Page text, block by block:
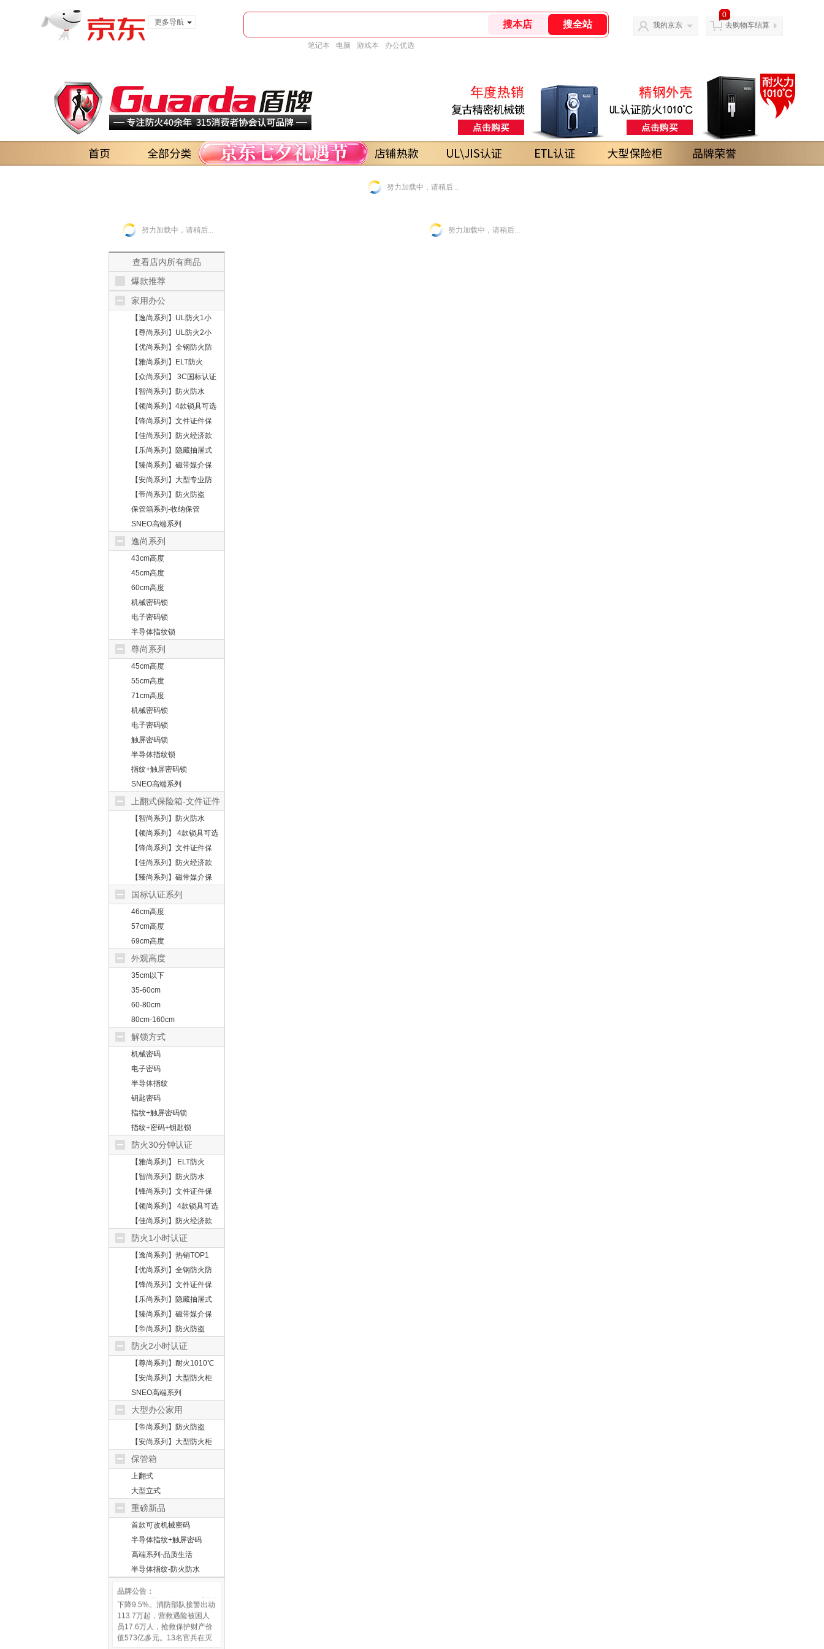
更多导航
笔记本 电脑 游戏本 办公优选
我的京东
0
去购物车结算
努力加载中，请稍后...
努力加载中，请稍后...
查看店内所有商品
爆款推荐
家用办公
【逸尚系列】UL防火1小
时【尊尚系列】UL防火2小
时【优尚系列】全钢防火防
盗【雅尚系列】ELT防火
【众尚系列】 3C国标认证
【智尚系列】防火防水
【领尚系列】4款锁具可选
【锋尚系列】文件证件保
护【佳尚系列】防火经济款
【乐尚系列】隐藏抽屉式
【臻尚系列】磁带媒介保
护【安尚系列】大型专业防
火【帝尚系列】防火防盗
保管箱系列-收纳保管
SNEO高端系列
逸尚系列
43cm高度
45cm高度
60cm高度
机械密码锁
电子密码锁
半导体指纹锁
尊尚系列
45cm高度
55cm高度
71cm高度
机械密码锁
电子密码锁
触屏密码锁
半导体指纹锁
指纹+触屏密码锁
SNEO高端系列
上翻式保险箱-文件证件
保护
【智尚系列】防火防水
【领尚系列】 4款锁具可选
【锋尚系列】文件证件保
护【佳尚系列】防火经济款
【臻尚系列】磁带媒介保
护
国标认证系列
46cm高度
57cm高度
69cm高度
外观高度
35cm以下
35-60cm
60-80cm
80cm-160cm
解锁方式
机械密码
电子密码
半导体指纹
钥匙密码
指纹+触屏密码锁
指纹+密码+钥匙锁
防火30分钟认证
【雅尚系列】 ELT防火
【智尚系列】防火防水
【锋尚系列】文件证件保
护【领尚系列】 4款锁具可选
【佳尚系列】防火经济款
防火1小时认证
【逸尚系列】热销TOP1
【优尚系列】全钢防火防
盗【锋尚系列】文件证件保
护【乐尚系列】隐藏抽屉式
【臻尚系列】磁带媒介保
护【帝尚系列】防火防盗
防火2小时认证
【尊尚系列】耐火1010℃
【安尚系列】大型防火柜
SNEO高端系列
大型办公家用
【帝尚系列】防火防盗
【安尚系列】大型防火柜
保管箱
上翻式
大型立式
重磅新品
首款可改机械密码
半导体指纹+触屏密码
高端系列-品质生活
半导体指纹-防火防水
品牌公告：
据中国消防盘点，全国全年接
报火灾39.5万起，死亡1817
人，受伤1493人，直接财产损
失43.9亿元，同比上年亡人下
降14%，伤人下降8.8%，损失
下降9.5%。消防部队接警出动
113.7万起，营救遇险被困人
员17.6万人，抢救保护财产价
值573亿多元。13名官兵在灭
火和抢险救援战斗中英勇牺
努力加载中，请稍后...